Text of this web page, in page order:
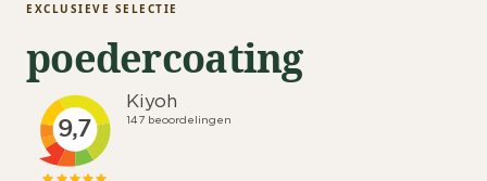
EXCLUSIEVE SELECTIE
poedercoating